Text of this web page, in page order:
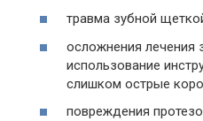
травма зубной
осложнения лечения
использование
слишком острые
повреждения